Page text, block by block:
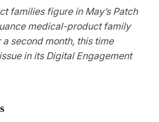
families figure in May’s Patch
medical-product family
second month, this time
in its Digital Engagement